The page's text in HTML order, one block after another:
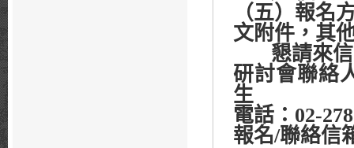
（五）報名
文附件，其
懇請來
研討會聯絡
生
電話： 02-
報名/聯絡信